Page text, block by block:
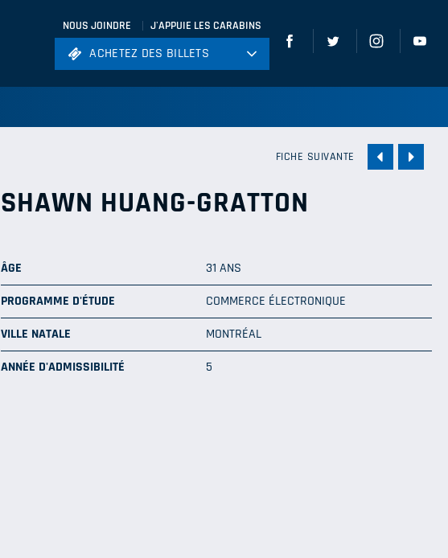
NOUS JOINDRE J'APPUIE LES CARABINS
ACHETEZ DES BILLETS
Volleyball
ACHETEZ DES BILLETS
FICHE SUIVANTE
SHAWN HUANG-GRATTON
ÂGE
31 ANS
PROGRAMME D'ÉTUDE
COMMERCE ÉLECTRONIQUE
VILLE NATALE
MONTRÉAL
ANNÉE D'ADMISSIBILITÉ
5